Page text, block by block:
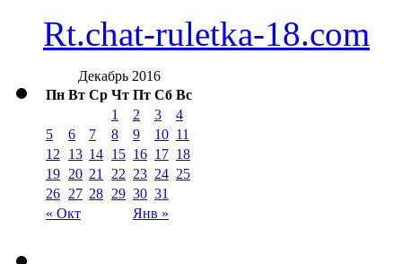
Rt.chat-ruletka-18.com
Декабрь 2016
Пн Вт Ср Чт Пт Сб Вс
« Окт Янв »
1 2 3
4
5
6 7 8 9 10 11
12
13 14 15 16 17 18
19 20 21 22 23 24 25
26 27 28 29 30 31